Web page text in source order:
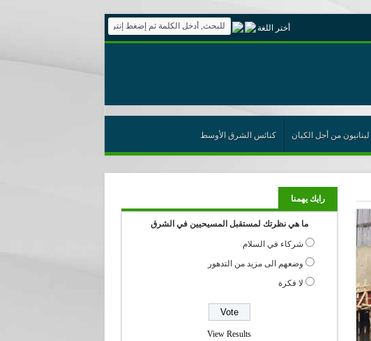
أختر اللغة
لبنانيون من أجل الكيان كنائس الشرق الأوسط
رايك يهمنا
ما هي نظرتك لمستقبل المسيحيين في الشرق
شركاء في السلام
وضعهم الى مزيد من التدهور
لا فكرة
View Results